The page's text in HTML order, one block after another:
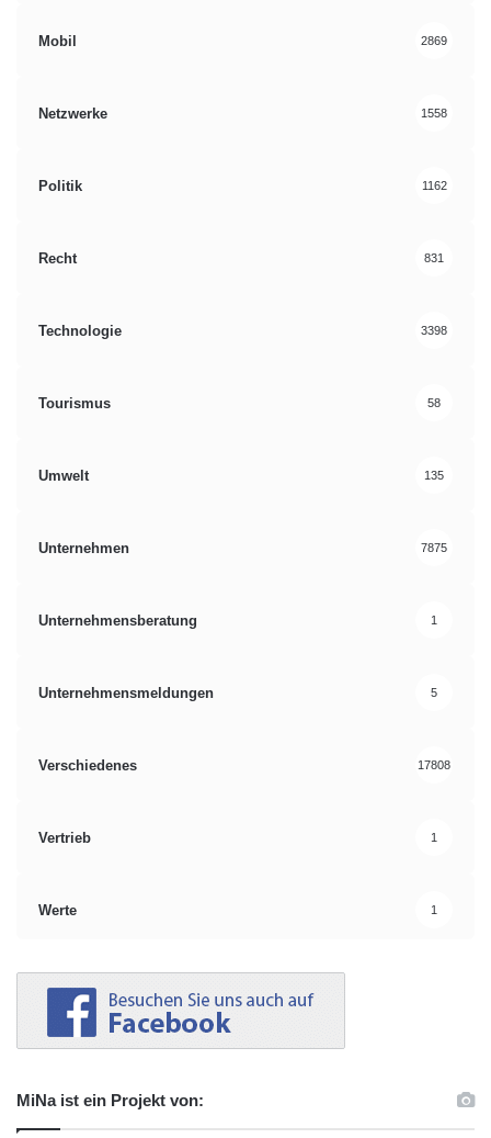
Mobil 2869
Netzwerke 1558
Politik 1162
Recht 831
Technologie 3398
Tourismus 58
Umwelt 135
Unternehmen 7875
Unternehmensberatung 1
Unternehmensmeldungen 5
Verschiedenes 17808
Vertrieb 1
Werte 1
MiNa ist ein Projekt von: